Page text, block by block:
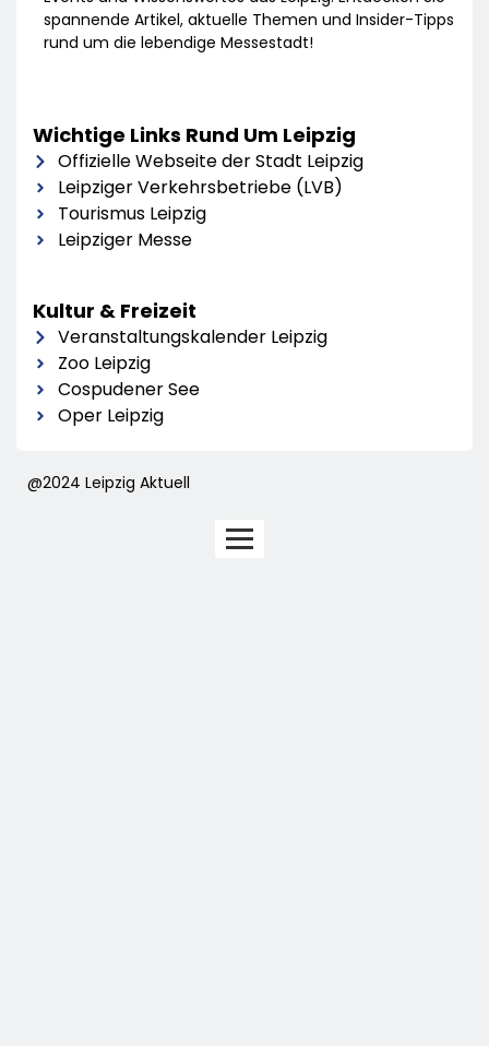
spannende Artikel, aktuelle Themen und Insider-Tipps
rund um die lebendige Messestadt!
Wichtige Links Rund Um Leipzig
Offizielle Webseite der Stadt Leipzig
Leipziger Verkehrsbetriebe (LVB)
Tourismus Leipzig
Leipziger Messe
Kultur & Freizeit
Veranstaltungskalender Leipzig
Zoo Leipzig
Cospudener See
Oper Leipzig
@2024 Leipzig Aktuell